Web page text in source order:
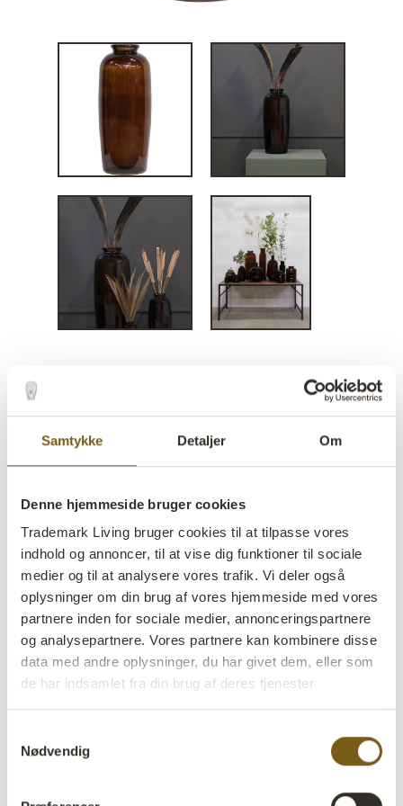
Samtykke Detaljer Om
Denne hjemmeside bruger cookies
Trademark Living bruger cookies til at tilpasse vores
indhold og annoncer, til at vise dig funktioner til sociale
medier og til at analysere vores trafik. Vi deler også
oplysninger om din brug af vores hjemmeside med vores
partnere inden for sociale medier, annonceringspartnere
og analysepartnere. Vores partnere kan kombinere disse
data med andre oplysninger, du har givet dem, eller som
de har indsamlet fra din brug af deres tjenester
Nødvendig
Big Shape gulvvase -
chokolade
lens
Midlertidig udsolgt fra vores lager, men kommer
Varenr: G16112
Colli: 1 Stk
Farve: Chokolade
Størrelse: H:71 cm xW:29 cmxD:29 cm
Mere info +
Produktbeskrivelse